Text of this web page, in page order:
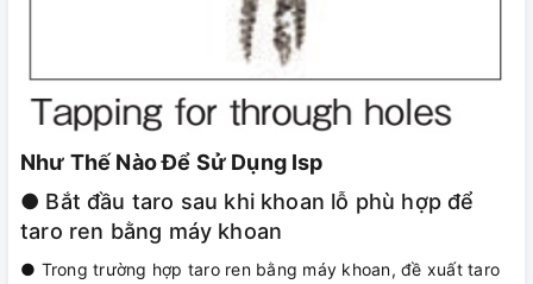
Như Thế Nào Để Sử Dụng Isp
● Bắt đầu taro sau khi khoan lỗ phù hợp để
taro ren bằng máy khoan
● Trong trường hợp taro ren bằng máy khoan, đề xuất taro